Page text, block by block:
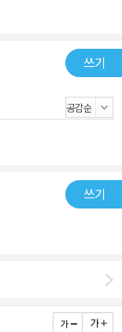
쓰기
쓰기